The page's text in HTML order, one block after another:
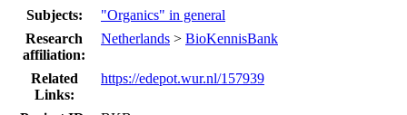
Subjects:
"Organics" in general
Research
affiliation:
Netherlands > BioKennisBank
Related
Links:
https://edepot.wur.nl/157939